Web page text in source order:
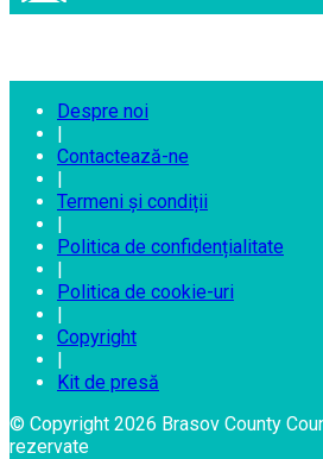
Despre noi
|
Contactează-ne
|
Termeni și condiții
|
Politica de confidențialitate
|
Politica de cookie-uri
|
Copyright
|
Kit de presă
© Copyright 2026 Brasov County
rezervate